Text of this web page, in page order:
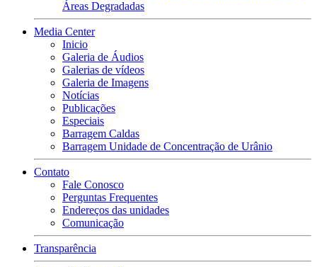
Áreas Degradadas
Media Center
Inicio
Galeria de Áudios
Galerias de vídeos
Galeria de Imagens
Notícias
Publicações
Especiais
Barragem Caldas
Barragem Unidade de Concentração de Urânio
Contato
Fale Conosco
Perguntas Frequentes
Endereços das unidades
Comunicação
Transparência